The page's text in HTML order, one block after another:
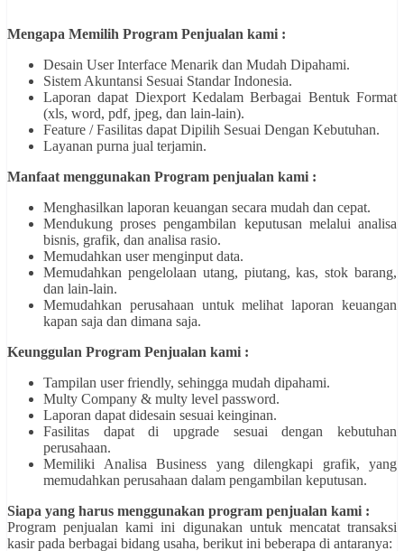
Mengapa Memilih Program Penjualan kami :
Desain User Interface Menarik dan Mudah Dipahami.
Sistem Akuntansi Sesuai Standar Indonesia.
Laporan dapat Diexport Kedalam Berbagai Bentuk Format
(xls, word, pdf, jpeg, dan lain-lain).
Feature / Fasilitas dapat Dipilih Sesuai Dengan Kebutuhan.
Layanan purna jual terjamin.
Manfaat menggunakan Program penjualan kami :
Menghasilkan laporan keuangan secara mudah dan cepat.
Mendukung proses pengambilan keputusan melalui analisa
bisnis, grafik, dan analisa rasio.
Memudahkan user menginput data.
Memudahkan pengelolaan utang, piutang, kas, stok barang,
dan lain-lain.
Memudahkan perusahaan untuk melihat laporan keuangan
kapan saja dan dimana saja.
Keunggulan Program Penjualan kami :
Tampilan user friendly, sehingga mudah dipahami.
Multy Company & multy level password.
Laporan dapat didesain sesuai keinginan.
Fasilitas dapat di upgrade sesuai dengan kebutuhan
perusahaan.
Memiliki Analisa Business yang dilengkapi grafik, yang
memudahkan perusahaan dalam pengambilan keputusan.
Siapa yang harus menggunakan program penjualan kami :
Program penjualan kami ini digunakan untuk mencatat transaksi
kasir pada berbagai bidang usaha, berikut ini beberapa di antaranya: